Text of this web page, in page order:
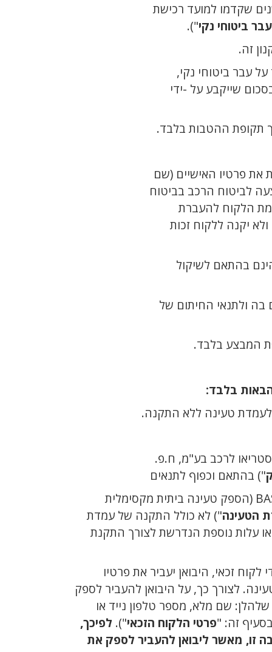
שקדמו למועד רכישת
עבר ביטוחי נקי").
זה.
שייקבע על -ידי
תקופת ההטבות בלבד.
פרטיו האישיים (שם
לביטוח הרכב בביטוח
הלקוח להעברת
יקנה ללקוח זכות
בהתאם לשיקול
בה ולתנאי החיתום של
המבצע בלבד.
טעינה ללא התקנה.
לרכב בע"מ, ח.פ.
") בהתאם וכפוף לתנאים
הטעינה") לא כולל התקנה של עמדת
עלות נוספת הנדרשת לצורך התקנת
זכאי, היבואן יעביר את פרטיו
לצורך כך, על היבואן להעביר לספק
שם מלא, מספר טלפון נייד או
זה: "פרטי הלקוח הזכאי"). לפיכך,
זו, מאשר ליבואן להעביר לספק את